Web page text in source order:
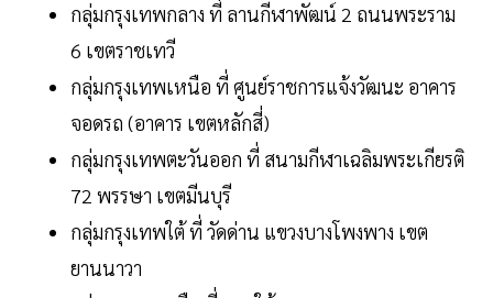
กลุ่มกรุงเทพกลาง ที่ ลานกีฬาพัฒน์ 2 ถนนพระราม
6 เขตราชเทวี
กลุ่มกรุงเทพเหนือ ที่ ศูนย์ราชการแจ้งวัฒนะ อาคาร
จอดรถ (อาคาร เขตหลักสี่)
กลุ่มกรุงเทพตะวันออก ที่ สนามกีฬาเฉลิมพระเกียรติ
72 พรรษา เขตมีนบุรี
กลุ่มกรุงเทพใต้ ที่ วัดด่าน แขวงบางโพงพาง เขต
ยานนาวา